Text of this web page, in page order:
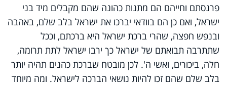
פרנסתם וחייהם הם מתנות כהונה שהם מקבלים מיד בני
ישראל, ואם כן הם בוודאי יברכו את ישראל בלב שלם, באהבה
ובנפש חפצה, שהרי ברכת ישראל היא ברכתם, וככל
שתתרבה תבואתם של ישראל כך ירבו ישראל לתת תרומה,
חלה, ביכורים, ואשי ה'. לכן מובטח שברכת כהנים תהיה יותר
בלב שלם שהם זכו להיות נושאי הברכה לישראל. ומה מיוחד